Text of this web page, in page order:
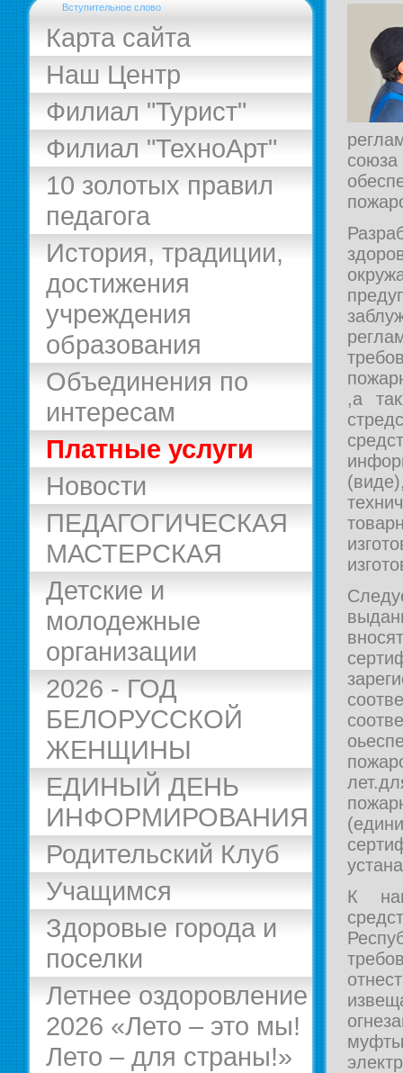
Вступительное слово
Карта сайта
Наш Центр
Филиал "Турист"
Филиал "ТехноАрт"
10 золотых правил
педагога
История, традиции,
достижения
учреждения
образования
Объединения по
интересам
Платные услуги
Новости
ПЕДАГОГИЧЕСКАЯ
МАСТЕРСКАЯ
Детские и
молодежные
организации
2026 - ГОД
БЕЛОРУССКОЙ
ЖЕНЩИНЫ
ЕДИНЫЙ ДЕНЬ
ИНФОРМИРОВАНИЯ
Родительский Клуб
Учащимся
Здоровые города и
поселки
Летнее оздоровление
2026 «Лето – это мы!
Лето – для страны!»
,а
К